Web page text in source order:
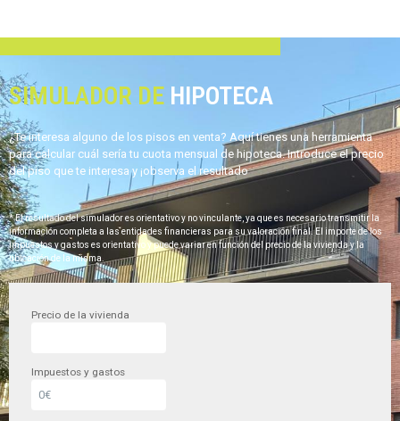
SIMULADOR DE HIPOTECA
¿Te interesa alguno de los pisos en venta? Aquí tienes una herramienta
para calcular cuál sería tu cuota mensual de hipoteca. Introduce el precio
del piso que te interesa y ¡observa el resultado
* El resultado del simulador es orientativo y no vinculante, ya que es necesario transmitir la
información completa a las entidades financieras para su valoración final. El importe de los
impuestos y gastos es orientativo y puede variar en función del precio de la vivienda y la
ubicación de la misma.
Precio de la vivienda
Impuestos y gastos